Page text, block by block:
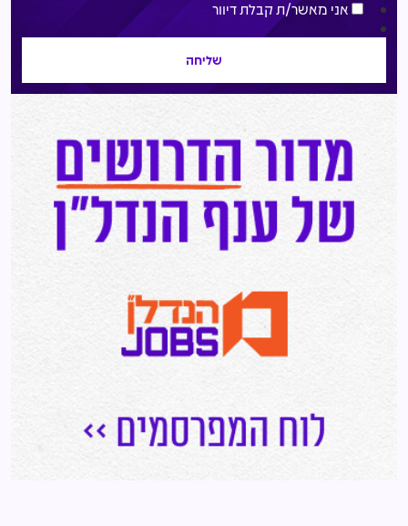
אני מאשר/ת קבלת דיוור